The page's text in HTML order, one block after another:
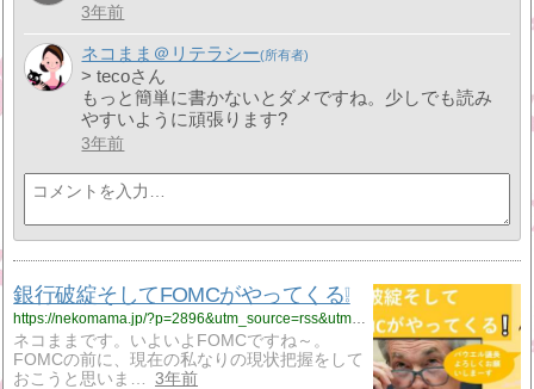
3年前
ネコまま＠リテラシー
> tecoさん
もっと簡単に書かないとダメですね。少しでも読み
やすいように頑張ります?
3年前
銀行破綻そしてFOMCがやってくる❕
https://nekomama.jp/?p=2896&utm_source=rss&utm_medium=rss&utm_campaign=%25e9%258a%2580%25e8%25a1%258c%25e7%25a0%25b4%25e7%25b6%25bb%25e3%2581%259d%25e3%2581%2597%25e3%2581%25a6fomc%25e3%2581%258c%25e3%2582%2584%25e3%2581%25a3%25e3%2581%25a6%25e3%2581%258f%25e3%2582%258b%25e2%259d%2595
ネコままです。いよいよFOMCですね～。
FOMCの前に、現在の私なりの現状把握をして
おこうと思いま…
3年前